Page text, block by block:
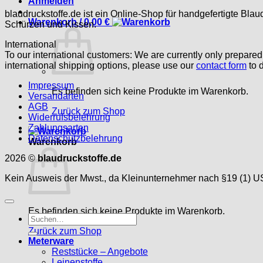
Warenkorb /0,00 €
Es befinden sich keine Produkte im Warenkorb.
Zurück zum Shop
Warenkorb
Es befinden sich keine Produkte im Warenkorb.
Zurück zum Shop
blaudruckstoffe.de ist ein Online-Shop für handgefertigte
Schürzen und Kissen.
International
To our international customers: We are currently only
international shipping options, please use our contact form to
Impressum
Versandarten
AGB
Widerrufsbelehrung
Zahlungsarten
Datenschutzbelehrung
2026 © blaudruckstoffe.de
Kein Ausweis der Mwst., da Kleinunternehmer nach §19 (1)
Suche
nach:
Meterware
Reststücke – Angebote